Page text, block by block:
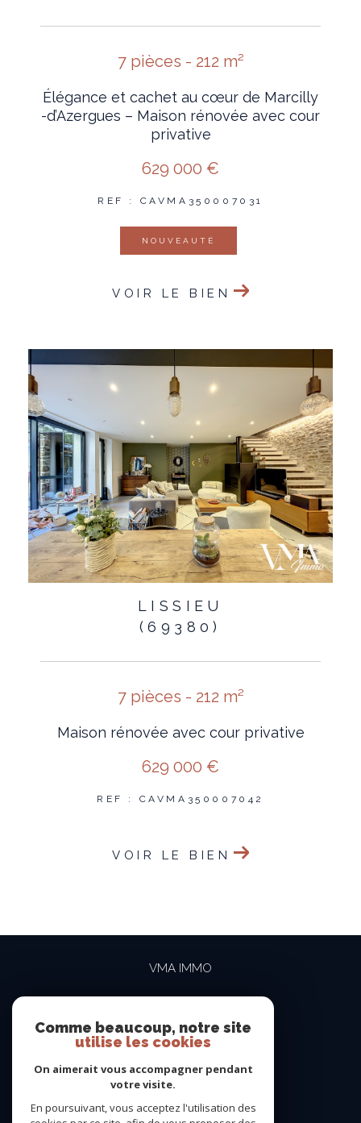
7 pièces - 212 m²
Élégance et cachet au cœur de Marcilly
-d’Azergues – Maison rénovée avec cour
privative
629 000 €
REF : CAVMA350007031
NOUVEAUTÉ
VOIR LE BIEN
LISSIEU
(69380)
7 pièces - 212 m²
Maison rénovée avec cour privative
629 000 €
REF : CAVMA350007042
VOIR LE BIEN
VMA IMMO
contact@vma-immo.com
19 rue des Rosiéristes
NOUS SUIVRE SUR
Comme beaucoup, notre site
utilise les cookies
On aimerait vous accompagner pendant
votre visite.
En poursuivant, vous acceptez l'utilisation des